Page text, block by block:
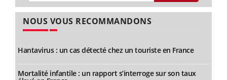
NOUS VOUS RECOMMANDONS
Hantavirus : un cas détecté chez un touriste en France
Mortalité infantile : un rapport s’interroge sur son taux